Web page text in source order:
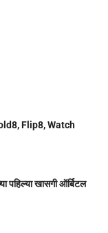
Flip8, Watch
पहिल्या खासगी ऑर्बिटल